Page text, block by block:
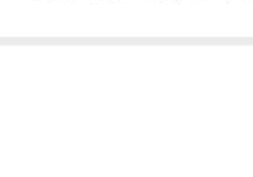
بکدراپ یکی از گزینه‌های ایده‌آل